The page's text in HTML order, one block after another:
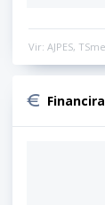
Vir: AJPES,